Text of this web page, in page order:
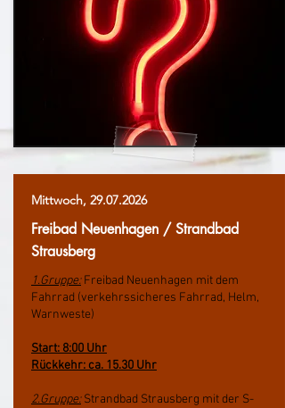
Mittwoch, 29.07.2026
Freibad Neuenhagen / Strandbad
Strausberg
1.Gruppe:Freibad Neuenhagen mit dem
Fahrrad (verkehrssicheres Fahrrad, Helm,
Warnweste)
Start: 8:00 Uhr
Rückkehr: ca. 15.30 Uhr
2.Gruppe:Strandbad Strausberg mit der S-